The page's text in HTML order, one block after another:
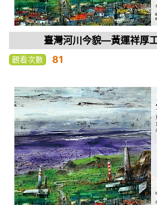
臺灣河川今貌—黃運祥厚
觀看次數 81